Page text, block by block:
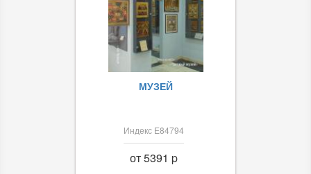
МУЗЕЙ
Индекс Е84794
от 5391 p